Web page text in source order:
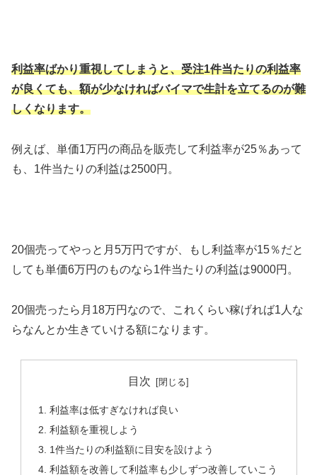
利益率ばかり重視してしまうと、受注1件当たりの利益率
が良くても、額が少なければバイマで生計を立てるのが難
しくなります。
例えば、単価1万円の商品を販売して利益率が25％あって
も、1件当たりの利益は2500円。
20個売ってやっと月5万円ですが、もし利益率が15％だと
しても単価6万円のものなら1件当たりの利益は9000円。
20個売ったら月18万円なので、これくらい稼げれば1人な
らなんとか生きていける額になります。
目次
利益率は低すぎなければ良い
利益額を重視しよう
1件当たりの利益額に目安を設けよう
利益額を改善して利益率も少しずつ改善していこう